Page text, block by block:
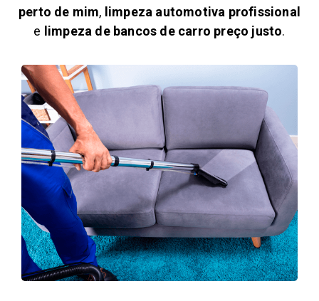
perto de mim, limpeza automotiva profissional
e limpeza de bancos de carro preço justo.